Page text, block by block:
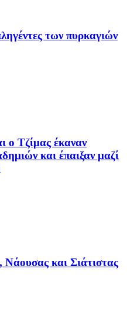
των πυρκαγιών
Τζίμας έκαναν
και έπαιξαν μαζί
Νάουσας και Σιάτιστας